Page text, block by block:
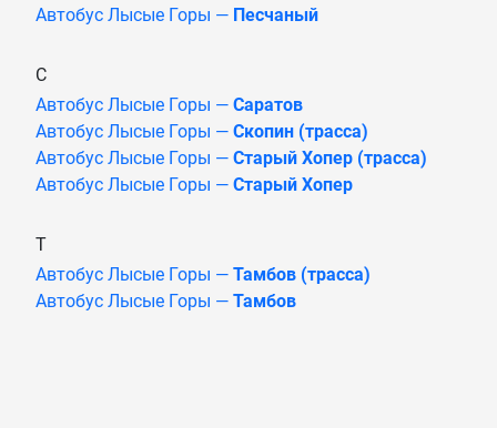
Автобус Лысые Горы — Песчаный
С
Автобус Лысые Горы — Саратов
Автобус Лысые Горы — Скопин (трасса)
Автобус Лысые Горы — Старый Хопер (трасса)
Автобус Лысые Горы — Старый Хопер
Т
Автобус Лысые Горы — Тамбов (трасса)
Автобус Лысые Горы — Тамбов